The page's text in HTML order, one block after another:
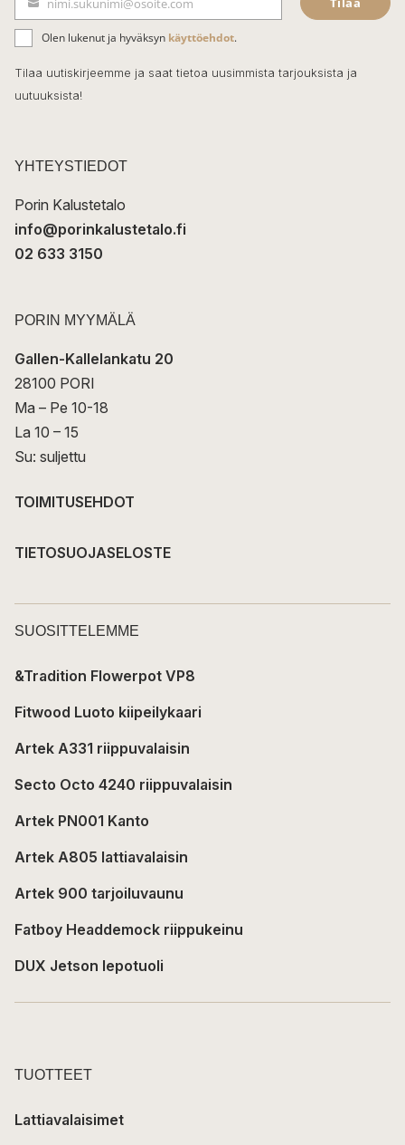
b
o
o
k
ä
h
k
t
nimi.sukunimi@osoite.com
Olen lukenut ja hyväksyn käyttöehdot.
Tilaa uutiskirjeemme ja saat tietoa uusimmista tarjouksista ja
uutuuksista!
YHTEYSTIEDOT
Porin Kalustetalo
info@porinkalustetalo.fi
02 633 3150
PORIN MYYMÄLÄ
Gallen-Kallelankatu 20
28100 PORI
Ma – Pe 10-18
La 10 – 15
Su: suljettu
TOIMITUSEHDOT
TIETOSUOJASELOSTE
SUOSITTELEMME
&Tradition Flowerpot VP8
Fitwood Luoto kiipeilykaari
Artek A331 riippuvalaisin
Secto Octo 4240 riippuvalaisin
Artek PN001 Kanto
Artek A805 lattiavalaisin
Artek 900 tarjoiluvaunu
Fatboy Headdemock riippukeinu
DUX Jetson lepotuoli
TUOTTEET
Lattiavalaisimet